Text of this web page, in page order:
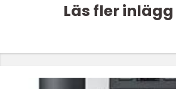
Läs fler